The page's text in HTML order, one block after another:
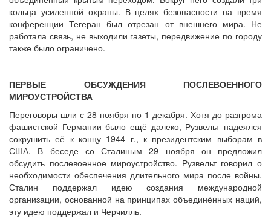
кольца усиленной охраны. В целях безопасности на время
конференции Тегеран был отрезан от внешнего мира. Не
работала связь, не выходили газеты, передвижение по городу
также было ограничено.
ПЕРВЫЕ ОБСУЖДЕНИЯ ПОСЛЕВОЕННОГО
МИРОУСТРОЙСТВА
Переговоры шли с 28 ноября по 1 декабря. Хотя до разгрома
фашистской Германии было ещё далеко, Рузвельт надеялся
сокрушить её к концу 1944 г., к президентским выборам в
США. В беседе со Сталиным 29 ноября он предложил
обсудить послевоенное мироустройство. Рузвельт говорил о
необходимости обеспечения длительного мира после войны.
Сталин поддержал идею создания международной
организации, основанной на принципах объединённых наций,
эту идею поддержал и Черчилль.